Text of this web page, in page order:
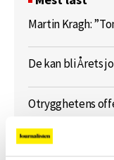
Martin Kragh:
De kan bli Årets
Otrygghetens
Gaudeamus